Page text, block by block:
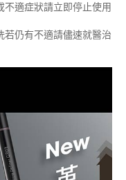
適症狀請立即停止使用
若仍有不適請儘速就醫治